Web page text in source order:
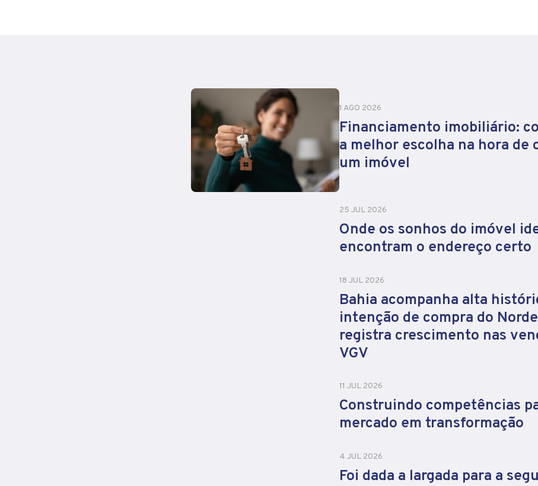
1 AGO 2026
Financiamento imobiliário:
a melhor escolha na hora de
um imóvel
25 JUL 2026
Onde os sonhos do imóvel
encontram o endereço certo
18 JUL 2026
Bahia acompanha alta
intenção de compra do
registra crescimento nas
VGV
11 JUL 2026
Construindo competências
mercado em transformação
4 JUL 2026
Foi dada a largada para a